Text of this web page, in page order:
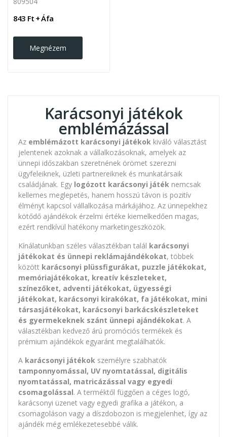
843 Ft + Áfa
Megnézem
Karácsonyi játékok
emblémázással
Az emblémázott karácsonyi játékok kiváló választást
jelentenek azoknak a vállalkozásoknak, amelyek az
ünnepi időszakban szeretnének örömet szerezni
ügyfeleiknek, üzleti partnereiknek és munkatársaik
családjának. Egy logózott karácsonyi játék nemcsak
kellemes meglepetés, hanem hosszú távon is pozitív
élményt kapcsol vállalkozása márkájához. Az ünnepekhez
kötődő ajándékok érzelmi értéke kiemelkedően magas,
ezért rendkívül hatékony marketingeszközök.
Kínálatunkban széles választékban talál karácsonyi
játékokat és ünnepi reklámajándékokat, többek
között karácsonyi plüssfigurákat, puzzle játékokat,
memóriajátékokat, kreatív készleteket,
színezőket, adventi játékokat, ügyességi
játékokat, karácsonyi kirakókat, fa játékokat, mini
társasjátékokat, karácsonyi barkácskészleteket
és gyermekeknek szánt ünnepi ajándékokat. A
választékban kedvező árú promóciós termékek és
prémium ajándékok egyaránt megtalálhatók.
A karácsonyi játékok személyre szabhatók
tamponnyomással, UV nyomtatással, digitális
nyomtatással, matricázással vagy egyedi
csomagolással. A terméktől függően a céges logó,
karácsonyi üzenet vagy egyedi grafika a játékon, a
csomagoláson vagy a díszdobozon is megjelenhet, így az
ajándék még emlékezetesebbé válik.